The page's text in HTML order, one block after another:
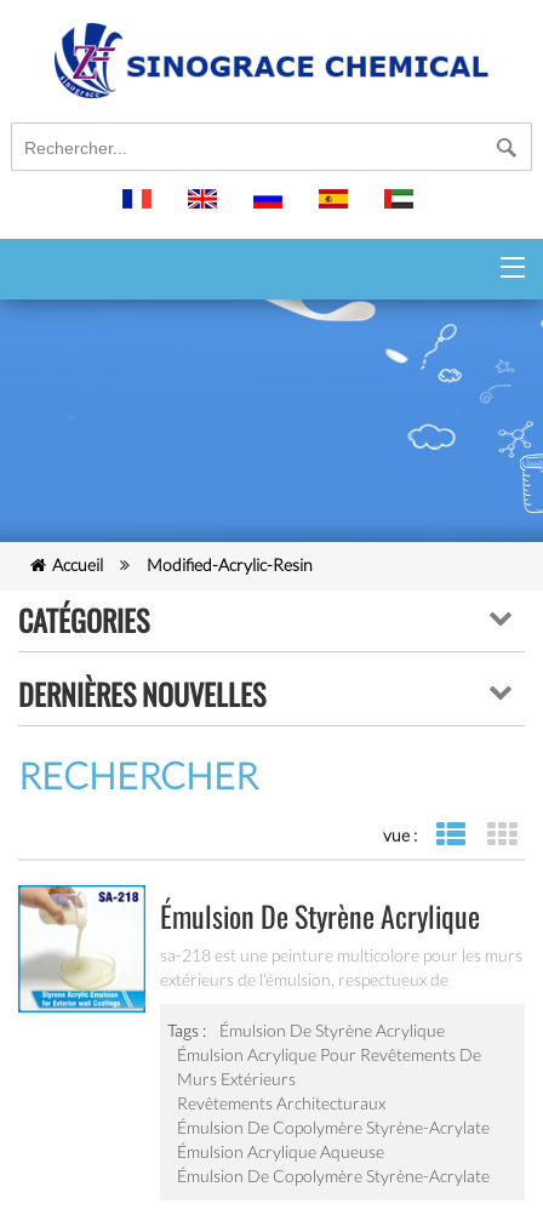
Accueil Modified-Acrylic-Resin
CATÉGORIES
DERNIÈRES NOUVELLES
RECHERCHER
vue : vue de
Émulsion De Styrène Acrylique
Pour Revêtements De Murs
Extérieurs Sa-218
sa-218 est une peinture multicolore pour les murs
extérieurs de l'émulsion, respectueux de
bonne protection pour la particule de couleur.
Tags :
Émulsion De Styrène Acrylique
Émulsion Acrylique Pour Revêtements De
Murs Extérieurs
Revêtements Architecturaux
Émulsion De Copolymère Styrène-Acrylate
Émulsion Acrylique Aqueuse
Émulsion De Copolymère Styrène-Acrylate